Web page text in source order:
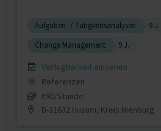
Aufgaben- / Tätigkeitsanalysen
9 J.
Change Management
9 J.
Verfügbarkeit einsehen
0
Referenzen
€90/Stunde
D-31632 Husum, Kreis Nienburg